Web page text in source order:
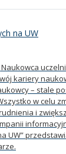
na UW
kariery
– stale
w celu
i
UW”